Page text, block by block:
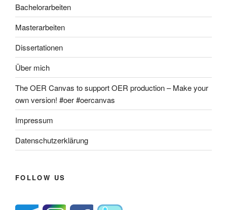
Bachelorarbeiten
Masterarbeiten
Dissertationen
Über mich
The OER Canvas to support OER production – Make your
own version! #oer #oercanvas
Impressum
Datenschutzerklärung
FOLLOW US